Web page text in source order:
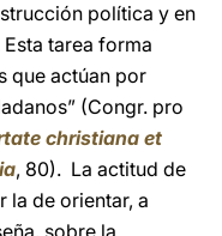
política y en
tarea forma
que actúan por
(Congr. pro
christiana et
, 80). La actitud de
la de orientar, a
sobre la